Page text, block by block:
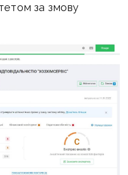
за змову